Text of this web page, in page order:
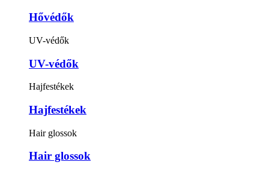
Hővédők
UV-védők
UV-védők
Hajfestékek
Hajfestékek
Hair glossok
Hair glossok